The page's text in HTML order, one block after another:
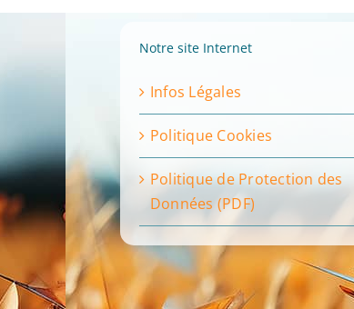
Notre site Internet
Infos Légales
Politique Cookies
Politique de Protection des
Données (PDF)